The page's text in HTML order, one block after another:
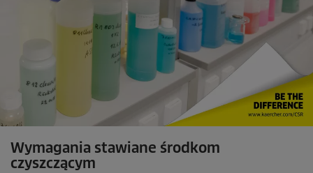
Wymagania stawiane środkom
czyszczącym